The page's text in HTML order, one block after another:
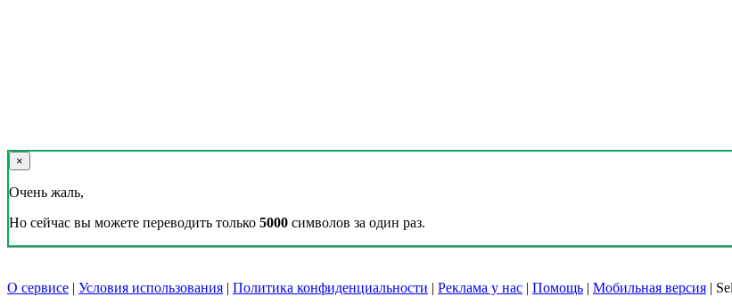
×
Очень жаль,
Но сейчас вы можете переводить только 5000 символов за один раз.
О сервисе | Условия использования | Политика конфиденциальности | Реклама у нас | Помощь | Мобильная версия |